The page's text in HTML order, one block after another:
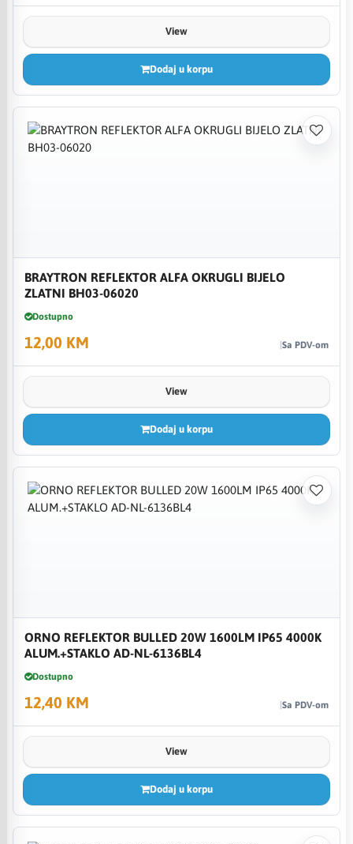
View
Dodaj u korpu
BRAYTRON REFLEKTOR ALFA OKRUGLI BIJELO
ZLATNI BH03-06020
Dostupno
12,00 KM Sa PDV-om
View
Dodaj u korpu
ORNO REFLEKTOR BULLED 20W 1600LM IP65 4000K
ALUM.+STAKLO AD-NL-6136BL4
Dostupno
12,40 KM Sa PDV-om
View
Dodaj u korpu